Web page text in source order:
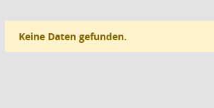
Keine Daten gefunden.